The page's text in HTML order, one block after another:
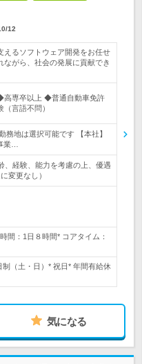
12
えるソフトウェア開発をお任せ
ながら、社会の発展に貢献でき
高専卒以上 ◆普通自動車免許
言語不問）
地は選択可能です 【本社】
業…
、経験、能力を考慮の上、優遇
変更なし）
間：1日８時間* コアタイム：
制（土・日）* 祝日* 年間有給休
気になる